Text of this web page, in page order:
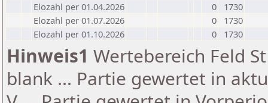
Elozahl per 01.04.2026
0
1730
Elozahl per 01.07.2026
0
1730
Elozahl per 01.10.2026
0 1730
Hinweis1 Wertebereich Feld
blank ... Partie gewertet in